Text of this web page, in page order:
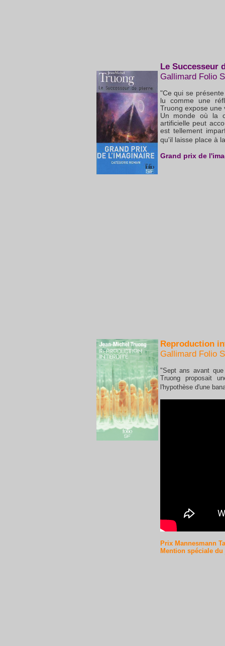
Le Successeur
Gallimard Folio
"Ce qui se
lu comme une
Truong expose une
Un monde où la
artificielle peut
est tellement
qu'il laisse place à
Grand prix de
Reproduction
Gallimard Folio
"Sept ans avant
Truong proposait
l'hypothèse d'une
Prix Mannesmann
Mention spéciale